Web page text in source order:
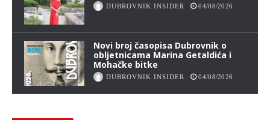
DUBROVNIK INSIDER 04/08/2026
Novi broj časopisa Dubrovnik o
obljetnicama Marina Getaldića i
Mohačke bitke
DUBROVNIK INSIDER 04/08/2026